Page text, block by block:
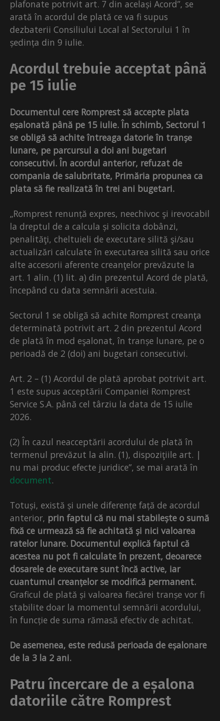
plafonate potrivit art. 7 din același Acord”, se
arată în acordul de plată ce va fi supus
dezbaterii Consiliului Local al Sectorului 1 în
ședința din 9 iulie.
Acordul trebuie acceptat până
pe 15 iulie
Documentul cere Romprest să accepte plata
eșalonată până pe 15 iulie. În schimb, Sectorul 1
se obligă să achite întreaga datorie în tranșe
lunare, pe parcursul a doi ani bugetari
consecutivi. În acordul anterior, refuzat de
compania de salubritate, Primăria propunea ca
plata să fie realizată în trei ani bugetari.
„Romprest renunță expres, neechivoc şi irevocabil
la dreptul de a calcula și solicita dobânzi,
penalităţi, cheltuieli de executare silită şi/sau
actualizări calculate în executarea silită sau orice
alte accesorii aferente creanţelor prevăzute la
art. 1 alin. (1) lit. a) din prezentul Acord de plată,
începând cu data semnării acestuia.
Sectorul 1 se obligă să achite Romprest creanţa
determinată potrivit art. 2 din prezentul Acord
de plată în mod eşalonat, în tranșe lunare, pe o
perioadă de 2 (doi) ani bugetari consecutivi.
Art. 2 – (1) Acordul de plată aprobat potrivit art.
1 este supus acceptării Companiei Romprest
Service S.A. până cel târziu la data de 15 iulie
2026.
(2) În cazul neacceptării acordului de plată în
termenul prevăzut la alin. (1), dispoziţiile art. |
nu mai produc efecte juridice”, se mai arată în
document.
Totuși, există și unele diferențe față de acordul
anterior, prin faptul că nu mai stabilește o sumă
fixă ce urmează să fie achitată și nici valoarea
ratelor lunare. Documentul explică faptul că
acestea nu pot fi calculate în prezent, deoarece
dosarele de executare sunt încă active, iar
cuantumul creanțelor se modifică permanent.
Graficul de plată și valoarea fiecărei tranșe vor fi
stabilite doar la momentul semnării acordului,
în funcție de suma rămasă efectiv de achitat.
De asemenea, este redusă perioada de eșalonare
de la 3 la 2 ani.
Patru încercare de a eșalona
datoriile către Romprest